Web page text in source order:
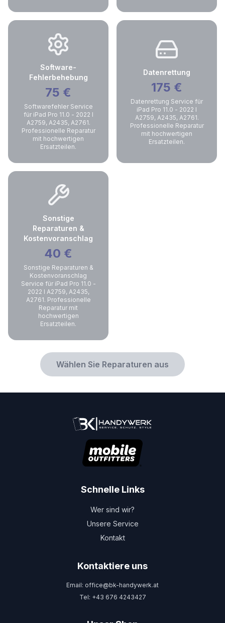
Software-
Fehlerbehebung
75 €
Softwarefehler Service
für iPad Pro 11.0 - 2022 I
A2759, A2435, A2761.
Professionelle Reparatur
mit hochwertigen
Ersatzteilen.
Datenrettung
175 €
Datenrettung Service für
iPad Pro 11.0 - 2022 I
A2759, A2435, A2761.
Professionelle Reparatur
mit hochwertigen
Ersatzteilen.
Sonstige
Reparaturen &
Kostenvoranschlag
40 €
Sonstige Reparaturen &
Kostenvoranschlag
Service für iPad Pro 11.0 -
2022 I A2759, A2435,
A2761. Professionelle
Reparatur mit
hochwertigen
Ersatzteilen.
Wählen Sie Reparaturen aus
Schnelle Links
Wer sind wir?
Unsere Service
Kontakt
Kontaktiere uns
Email: office@bk-handywerk.at
Tel: +43 676 4243427